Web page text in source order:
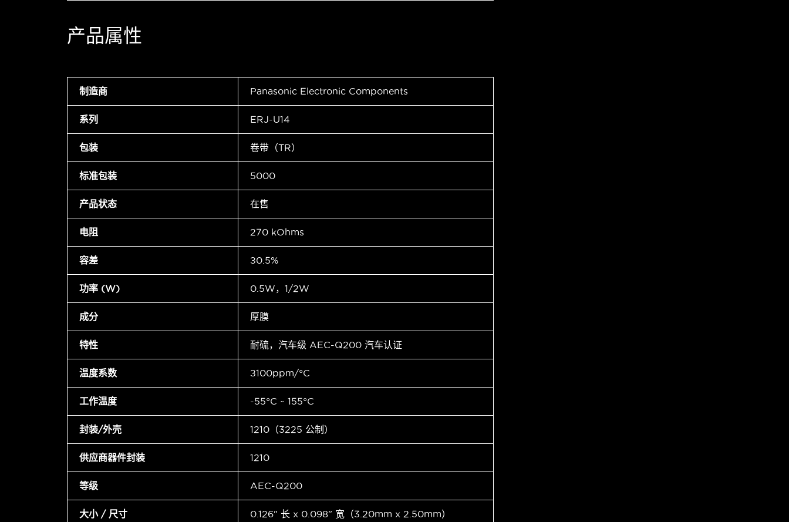
产品属性
制造商 Panasonic Electronic Components
系列 ERJ-U14
包装 卷带（TR）
标准包装 5000
产品状态 在售
电阻 270 kOhms
容差 ±0.5%
功率 (W) 0.5W，1/2W
成分 厚膜
特性 耐硫，汽车级 AEC-Q200 汽车认证
温度系数 ±100ppm/°C
工作温度 -55°C ~ 155°C
封装/外壳 1210（3225 公制）
供应商器件封装 1210
等级 AEC-Q200
大小 / 尺寸 0.126" 长 x 0.098" 宽（3.20mm x 2.50mm）